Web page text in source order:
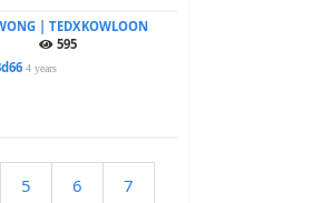
| TEDXKOWLOON
595
4 years
5 6 7